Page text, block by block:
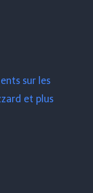
sur les
et plus